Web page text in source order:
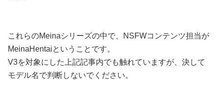
これらのMeinaシリーズの中で、NSFWコンテンツ担当が
MeinaHentaiということです。
V3を対象にした上記記事内でも触れていますが、決して
モデル名で判断しないでください。